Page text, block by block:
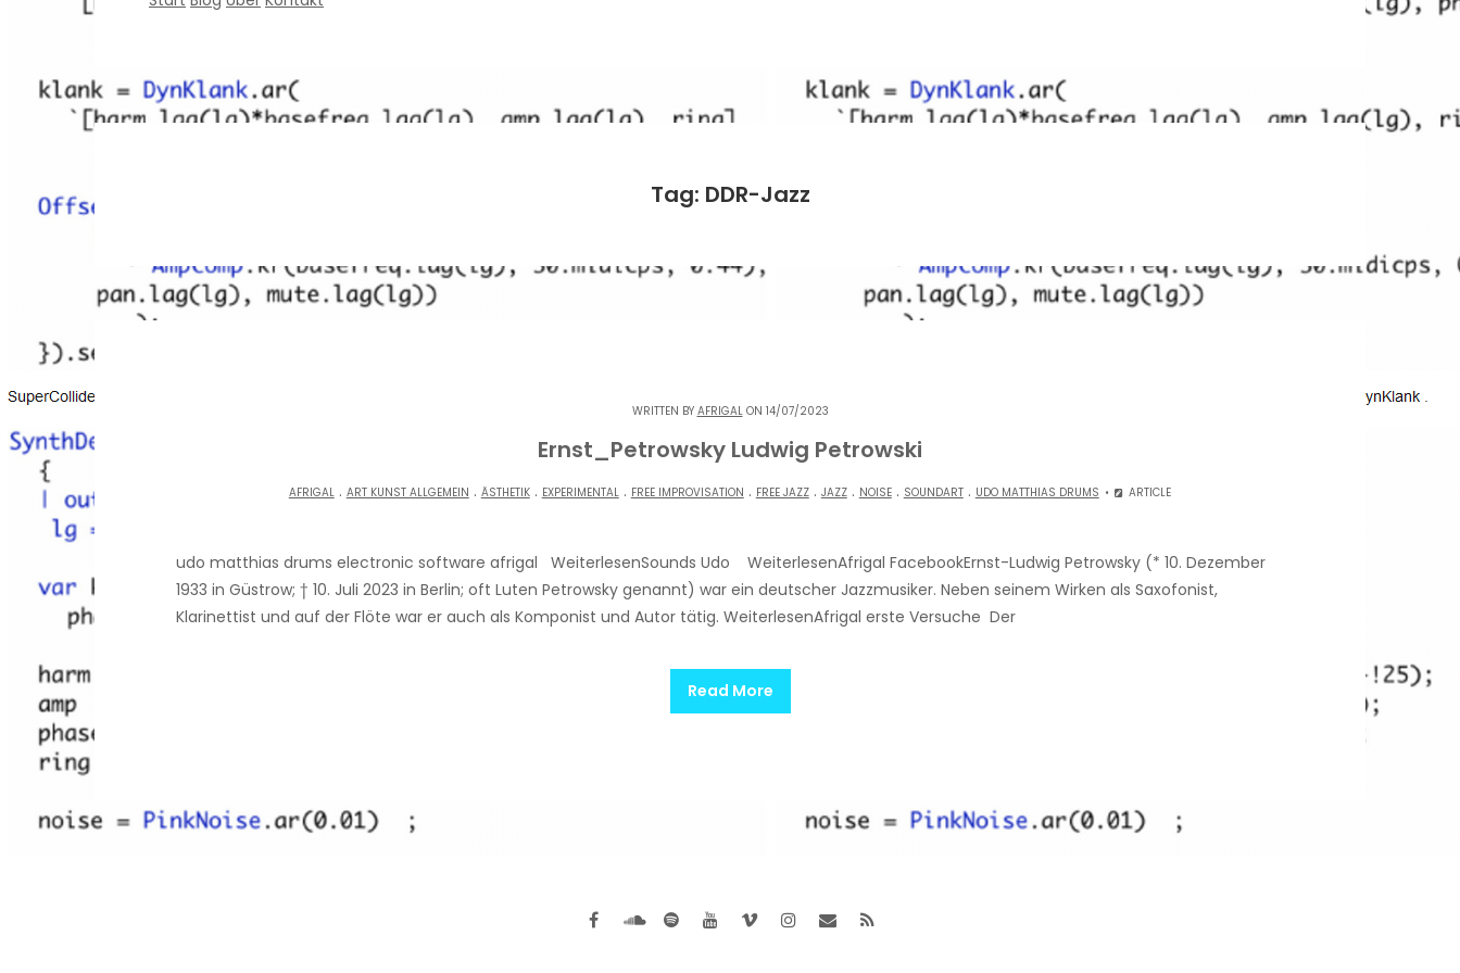
Tag: DDR-Jazz
WRITTEN BY AFRIGALON 14/07/2023
Ernst_Petrowsky Ludwig Petrowski
AFRIGAL. ART KUNST ALLGEMEIN . ÄSTHETIK. EXPERIMENTAL. FREE IMPROVISATION . FREE JAZZ. JAZZ. NOISE. SOUNDART. UDO MATTHIAS DRUMS ARTICLE
udo matthias drums electronic software afrigal WeiterlesenSounds Udo WeiterlesenAfrigal FacebookErnst-Ludwig Petrowsky (* 10. Dezember
1933 in Güstrow; † 10. Juli 2023 in Berlin; oft Luten Petrowsky genannt) war ein deutscher Jazzmusiker. Neben seinem Wirken als Saxofonist,
Klarinettist und auf der Flöte war er auch als Komponist und Autor tätig. WeiterlesenAfrigal erste Versuche Der
Read More